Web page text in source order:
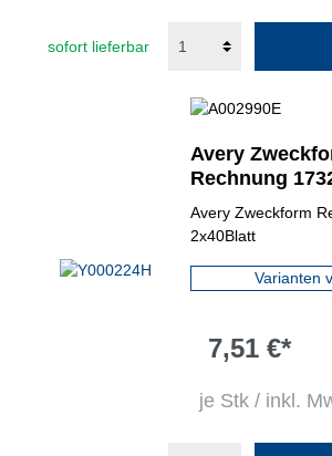
sofort lieferbar
Avery
Rechnung
Avery Zweckform
2x40Blatt
Varianten
7,51 €*
je Stk / inkl.